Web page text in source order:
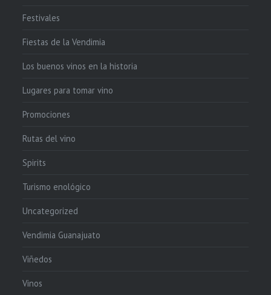
Festivales
Fiestas de la Vendimia
Los buenos vinos en la historia
Lugares para tomar vino
Promociones
Rutas del vino
Spirits
Turismo enológico
Uncategorized
Vendimia Guanajuato
Viñedos
Vinos